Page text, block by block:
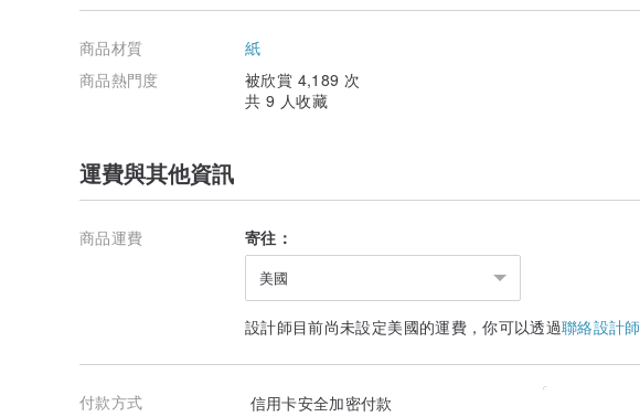
商品材質
紙
商品熱門度
被欣賞 4,189 次
共 9 人收藏
運費與其他資訊
商品運費 寄往：
美國
設計師目前尚未設定美國的運費，你可以透過聯絡設計師
付款方式
信用卡安全加密付款